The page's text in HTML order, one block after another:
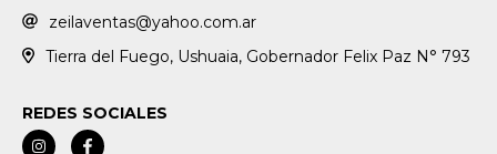
zeilaventas@yahoo.com.ar
Tierra del Fuego, Ushuaia, Gobernador Felix Paz N° 793
REDES SOCIALES